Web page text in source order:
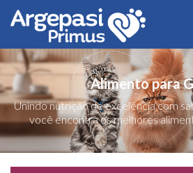
Alimento para
Unindo nutrição de excelência com
você encontra os melhores